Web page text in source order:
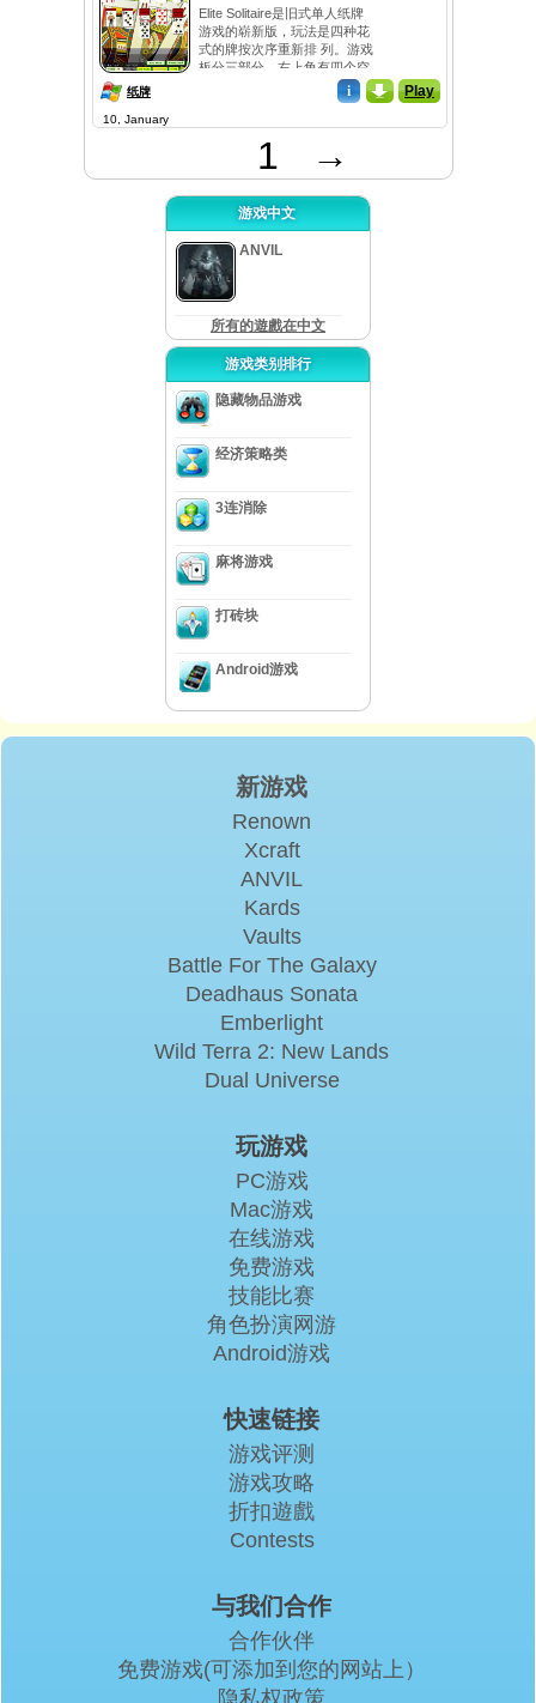
Elite Solitaire是旧式单人纸牌
游戏的崭新版，玩法是四种花
式的牌按次序重新排 列。游戏
板分三部分，右上角有四个空
纸牌 i _ Play
10, January
1 →
游戏中文
ANVIL
所有的遊戲在中文
游戏类别排行
隐藏物品游戏
经济策略类
3连消除
麻将游戏
打砖块
Android游戏
新游戏
Renown
Xcraft
ANVIL
Kards
Vaults
Battle For The Galaxy
Deadhaus Sonata
Emberlight
Wild Terra 2: New Lands
Dual Universe
玩游戏
PC游戏
Mac游戏
在线游戏
免费游戏
技能比赛
角色扮演网游
Android游戏
快速链接
游戏评测
游戏攻略
折扣遊戲
Contests
与我们合作
合作伙伴
免费游戏(可添加到您的网站上）
隐私权政策